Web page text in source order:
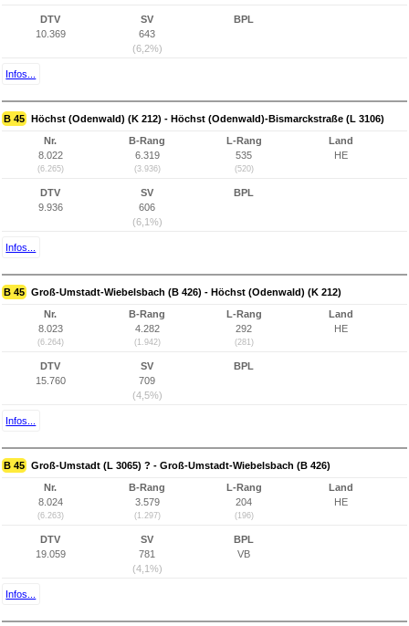
DTV
10.369
SV
643
(6,2%)
BPL
Infos...
B 45 Höchst (Odenwald) (K 212) - Höchst (Odenwald)-Bismarckstraße (L 3106)
Nr.
8.022
(6.265)
B-Rang
6.319
(3.936)
L-Rang
535
(520)
Land
HE
DTV
9.936
SV
606
(6,1%)
BPL
Infos...
B 45 Groß-Umstadt-Wiebelsbach (B 426) - Höchst (Odenwald) (K 212)
Nr.
8.023
(6.264)
B-Rang
4.282
(1.942)
L-Rang
292
(281)
Land
HE
DTV
15.760
SV
709
(4,5%)
BPL
Infos...
B 45 Groß-Umstadt (L 3065) ? - Groß-Umstadt-Wiebelsbach (B 426)
Nr.
8.024
(6.263)
B-Rang
3.579
(1.297)
L-Rang
204
(196)
Land
HE
DTV
19.059
SV
781
(4,1%)
BPL
VB
Infos...